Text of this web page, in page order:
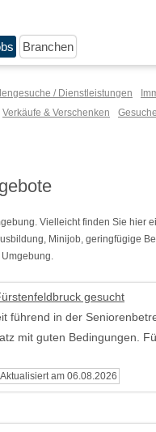
Branchen
/ Dienstleistungen
Verkäufe & Verschenken Gesuche
Vielleicht finden Sie hier
Minijob, geringfügige
gesucht
führend in der
mit guten Bedingungen.
Aktualisiert am 06.08.2026